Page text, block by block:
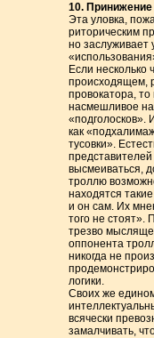
10.
Эта уловка,
риторическим
но заслуживает
Если несколько
происходящем,
провокатора,
насмешливое
«подголосков».
как
тусовки».
высмеиваться,
троллю
находятся
и он сам. Их
того не стоят».
трезво
оппонента
никогда не
логики.
Своих же
всячески
замалчивать,